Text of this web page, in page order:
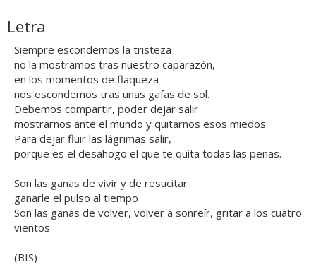
Letra
Siempre escondemos la tristeza
no la mostramos tras nuestro caparazón,
en los momentos de flaqueza
nos escondemos tras unas gafas de sol.
Debemos compartir, poder dejar salir
mostrarnos ante el mundo y quitarnos esos miedos.
Para dejar fluir las lágrimas salir,
porque es el desahogo el que te quita todas las penas.
Son las ganas de vivir y de resucitar
ganarle el pulso al tiempo
Son las ganas de volver, volver a sonreír, gritar a los cuatro
vientos
(BIS)